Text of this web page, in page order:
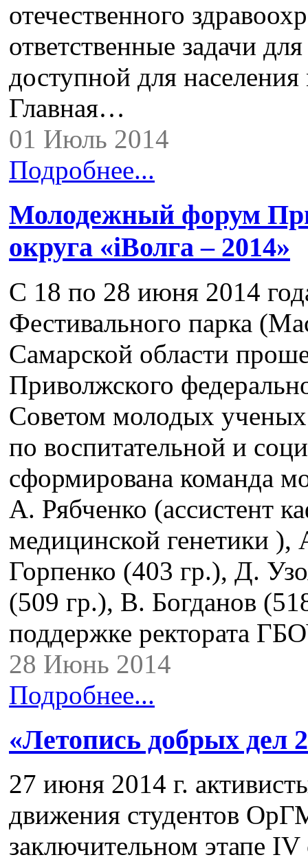
отечественного
ответственные задачи
доступной для
Главная…
01 Июль 2014
Подробнее...
Молодежный форум
округа «iВолга – 2014»
С 18 по 28 июня 2014
Фестивального парка
Самарской области
Приволжского
Советом молодых
по воспитательной и
сформирована команда
А. Рябченко (ассистент
медицинской генетики
Горпенко (403 гр.), Д.
(509 гр.), В. Богданов
поддержке ректората
28 Июнь 2014
Подробнее...
«Летопись добрых дел
27 июня 2014 г.
движения студентов
заключительном этапе